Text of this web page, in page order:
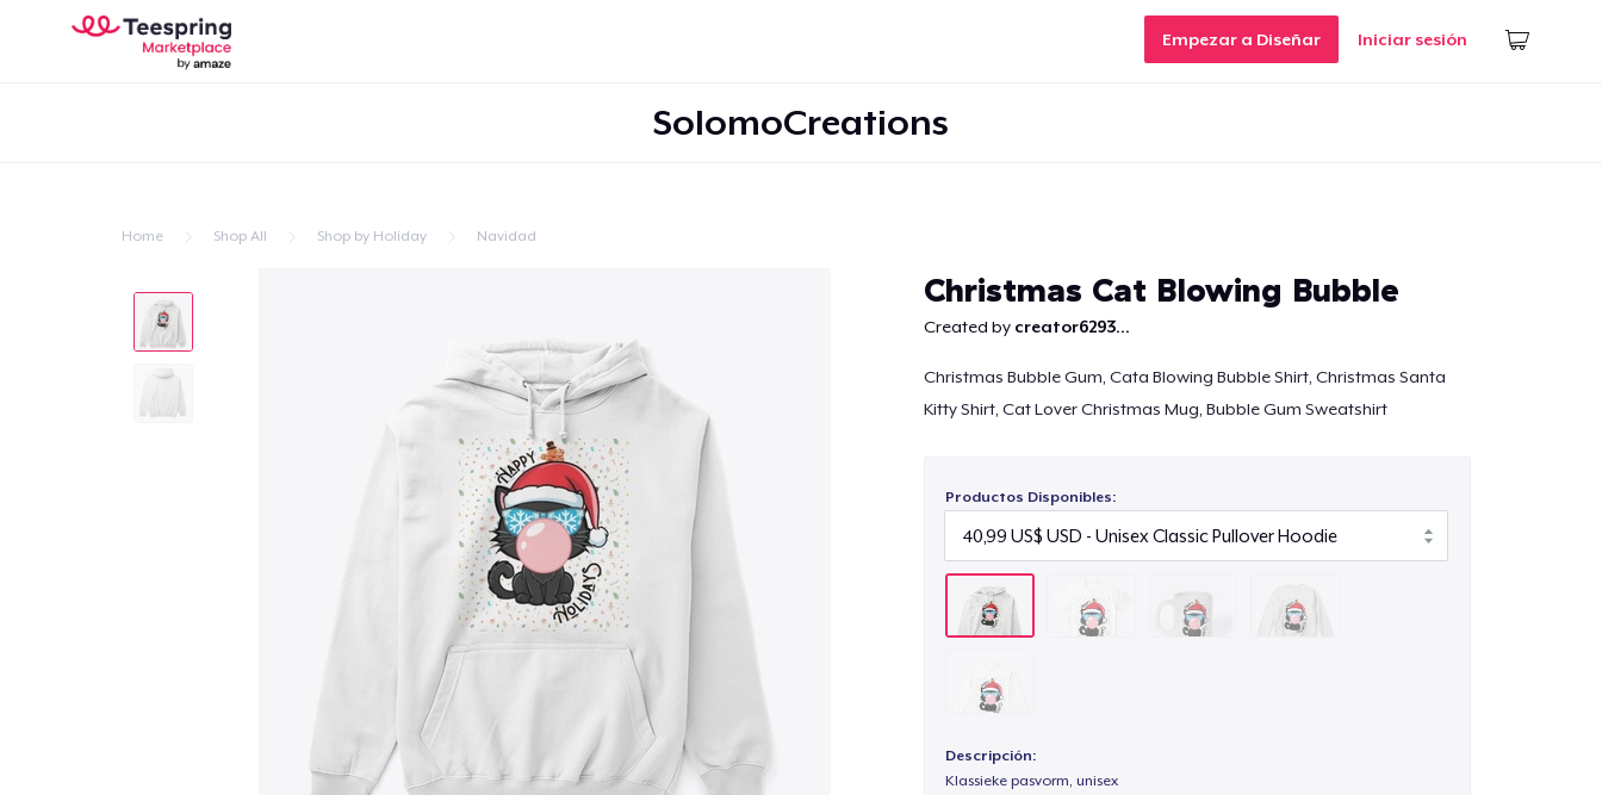
Empezar a Diseñar Iniciar sesión
SolomoCreations
Home Shop All Shop by Holiday Navidad
Christmas Cat Blowing Bubble
Created by creator6293...
Christmas Bubble Gum, Cata Blowing Bubble Shirt, Christmas Santa
Kitty Shirt, Cat Lover Christmas Mug, Bubble Gum Sweatshirt
Productos Disponibles:
Descripción:
Klassieke pasvorm, unisex